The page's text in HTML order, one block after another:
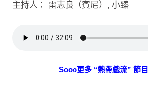
主持人： 雷志良（賓尼）, 小臻
Sooo更多 “熱帶戲流” 節目